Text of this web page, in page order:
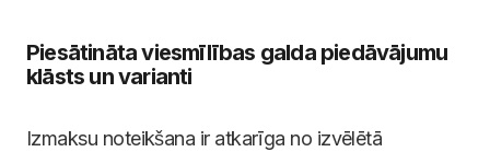
Piesātināta viesmīlības galda piedāvājumu
klāsts un varianti
Izmaksu noteikšana ir atkarīga no izvēlētā